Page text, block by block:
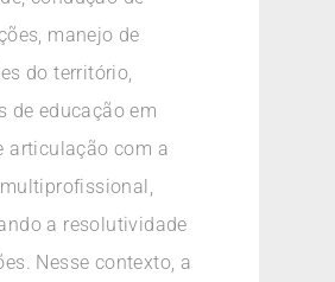
manejo de
do território,
de educação em
articulação com a
a resolutividade
Nesse contexto, a